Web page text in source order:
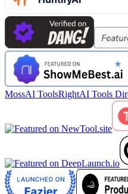
MossAI ToolsRightAI Tools